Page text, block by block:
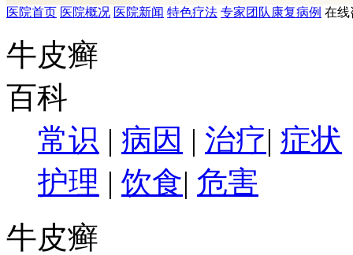
医院首页 医院概况 医院新闻 特色疗法 专家团队 康复病例 在线
牛皮癣
百科
常识 | 病因 | 治疗| 症状
护理 | 饮食| 危害
牛皮癣